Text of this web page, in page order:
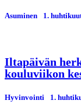
Asuminen 1.
Iltapäivän
kouluviikon
Hyvinvointi 1.